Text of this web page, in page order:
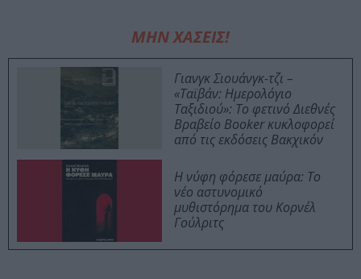
ΜΗΝ ΧΑΣΕΙΣ!
Γιανγκ Σιουάνγκ-τζι –
«Ταϊβάν: Ημερολόγιο
Ταξιδιού»: Το φετινό Διεθνές
Βραβείο Booker κυκλοφορεί
από τις εκδόσεις Βακχικόν
Η νύφη φόρεσε μαύρα: Το
νέο αστυνομικό
μυθιστόρημα του Κορνέλ
Γούλριτς